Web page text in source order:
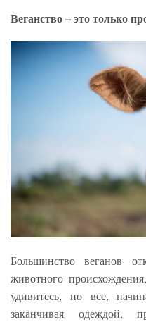
Веганство – это только
Большинство веганов
животного
удивитесь, но все,
заканчивая одеждой,